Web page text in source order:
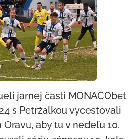
jarnej časti MONACObet
s Petržalkou vycestovali
Oravu, aby tu v nedeľu 10.